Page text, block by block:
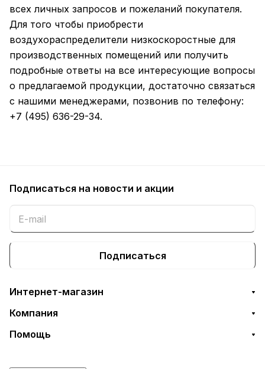
всех личных запросов и пожеланий покупателя.
Для того чтобы приобрести
воздухораспределители низкоскоростные для
производственных помещений или получить
подробные ответы на все интересующие вопросы
о предлагаемой продукции, достаточно связаться
с нашими менеджерами, позвонив по телефону:
+7 (495) 636-29-34.
Подписаться на новости и акции
Подписаться
Интернет-магазин
Компания
Помощь